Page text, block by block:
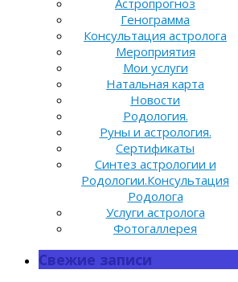
Генограмма
Консультация астролога
Мероприятия
Мои услуги
Натальная карта
Новости
Родология.
Руны и астрология.
Сертификаты
Синтез астрологии и
Родологии.Консультация
Родолога
Услуги астролога
Фотогаллерея
Свежие записи